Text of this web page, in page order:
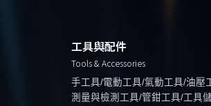
工具與配件
Tools & Accessories
手工具/電動工具/氣動工具/油壓
測量與檢測工具/管鉗工具/工具